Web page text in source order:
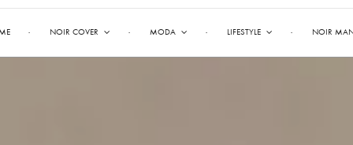
NOIR COVER MODA LIFESTYLE NOIR